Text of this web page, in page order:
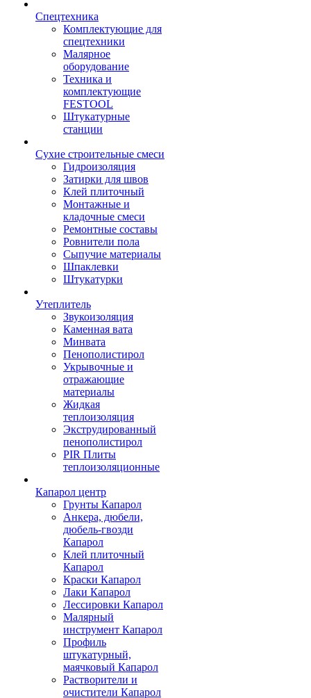
Спецтехника
Комплектующие для
спецтехники
Малярное
оборудование
Техника и
комплектующие
FESTOOL
Штукатурные
станции
Сухие строительные смеси
Гидроизоляция
Затирки для швов
Клей плиточный
Монтажные и
кладочные смеси
Ремонтные составы
Ровнители пола
Сыпучие материалы
Шпаклевки
Штукатурки
Утеплитель
Звукоизоляция
Каменная вата
Минвата
Пенополистирол
Укрывочные и
отражающие
материалы
Жидкая
теплоизоляция
Экструдированный
пенополистирол
PIR Плиты
теплоизоляционные
Капарол центр
Грунты Капарол
Анкера, дюбели,
дюбель-гвозди
Капарол
Клей плиточный
Капарол
Краски Капарол
Лаки Капарол
Лессировки Капарол
Малярный
инструмент Капарол
Профиль
штукатурный,
маячковый Капарол
Растворители и
очистители Капарол